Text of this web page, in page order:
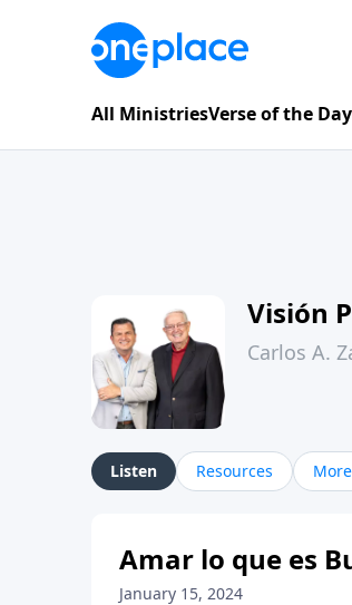
All MinistriesVerse of the Day
Visión
Carlos A.
Listen Resources
Amar lo que es
January 15, 2024